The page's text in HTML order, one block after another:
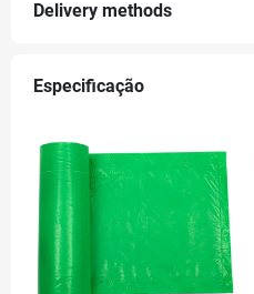
Delivery methods
Especificação